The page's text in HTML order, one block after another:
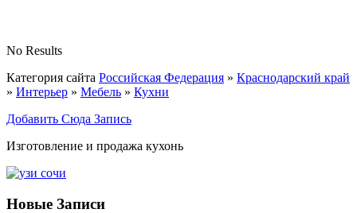
No Results
Категория сайта Российская Федерация » Краснодарский край
» Интерьер » Мебель » Кухни
Добавить Сюда Запись
Изготовление и продажа кухонь
Новые Записи